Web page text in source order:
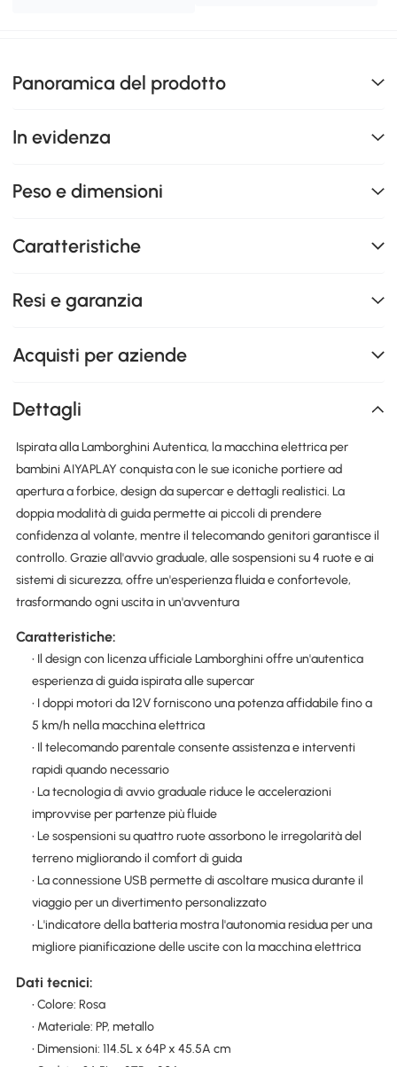
Panoramica del prodotto
In evidenza
Peso e dimensioni
Caratteristiche
Resi e garanzia
Acquisti per aziende
Dettagli
Ispirata alla Lamborghini Autentica, la macchina elettrica per
bambini AIYAPLAY conquista con le sue iconiche portiere ad
apertura a forbice, design da supercar e dettagli realistici. La
doppia modalità di guida permette ai piccoli di prendere
confidenza al volante, mentre il telecomando genitori garantisce il
controllo. Grazie all'avvio graduale, alle sospensioni su 4 ruote e ai
sistemi di sicurezza, offre un'esperienza fluida e confortevole,
trasformando ogni uscita in un'avventura
Caratteristiche:
• Il design con licenza ufficiale Lamborghini offre un'autentica
esperienza di guida ispirata alle supercar
• I doppi motori da 12V forniscono una potenza affidabile fino a
5 km/h nella macchina elettrica
• Il telecomando parentale consente assistenza e interventi
rapidi quando necessario
• La tecnologia di avvio graduale riduce le accelerazioni
improvvise per partenze più fluide
• Le sospensioni su quattro ruote assorbono le irregolarità del
terreno migliorando il comfort di guida
• La connessione USB permette di ascoltare musica durante il
viaggio per un divertimento personalizzato
• L'indicatore della batteria mostra l'autonomia residua per una
migliore pianificazione delle uscite con la macchina elettrica
Dati tecnici:
• Colore: Rosa
• Materiale: PP, metallo
• Dimensioni: 114.5L x 64P x 45.5A cm